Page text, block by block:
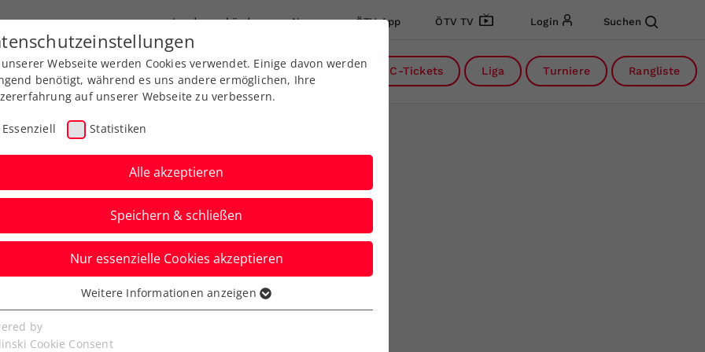
Landesverbände News ÖTV App ÖTV TV Login Suchen
Ausbildung Services Über uns DC-Tickets Liga Turniere Rangliste
Wer? Wann? Wo?
Triumph von Barcelona auch in
Webseite werden Cookies verwendet. Einige davon werden
benötigt, während es uns andere ermöglichen, Ihre
auf unserer Webseite zu verbessern.
Essenziell Statistiken
Alle akzeptieren
Speichern & schließen
Nur essenzielle Cookies akzeptieren
Cookies werden für grundlegende Funktionen der
benötigt. Dadurch ist gewährleistet, dass die Webseite
Weitere Informationen anzeigen
by
Cookie Consent